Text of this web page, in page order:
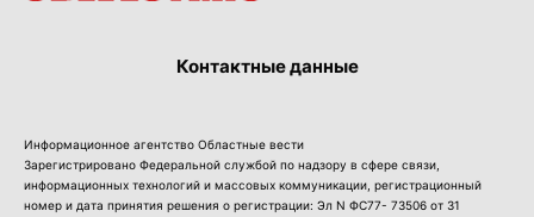
Контактные данные
Информационное агентство Областные вести
Зарегистрировано Федеральной службой по надзору в сфере связи,
информационных технологий и массовых коммуникации, регистрационный
номер и дата принятия решения о регистрации: Эл N ФС77- 73506 от 31